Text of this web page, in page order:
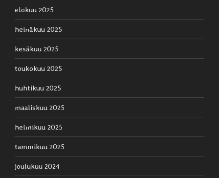
elokuu 2025
heinäkuu 2025
kesäkuu 2025
toukokuu 2025
huhtikuu 2025
maaliskuu 2025
helmikuu 2025
tammikuu 2025
joulukuu 2024